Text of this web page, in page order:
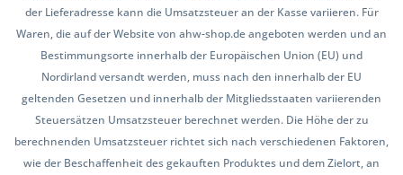
der Lieferadresse kann die Umsatzsteuer an der Kasse variieren. Für
Waren, die auf der Website von ahw-shop.de angeboten werden und an
Bestimmungsorte innerhalb der Europäischen Union (EU) und
Nordirland versandt werden, muss nach den innerhalb der EU
geltenden Gesetzen und innerhalb der Mitgliedsstaaten variierenden
Steuersätzen Umsatzsteuer berechnet werden. Die Höhe der zu
berechnenden Umsatzsteuer richtet sich nach verschiedenen Faktoren,
wie der Beschaffenheit des gekauften Produktes und dem Zielort, an